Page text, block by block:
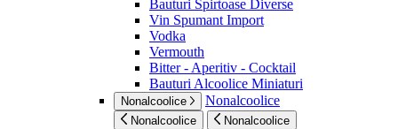
Bauturi Spirtoase Diverse
Vin Spumant Import
Vodka
Vermouth
Bitter - Aperitiv - Cocktail
Bauturi Alcoolice Miniaturi
Nonalcoolice Nonalcoolice
Nonalcoolice Nonalcoolice